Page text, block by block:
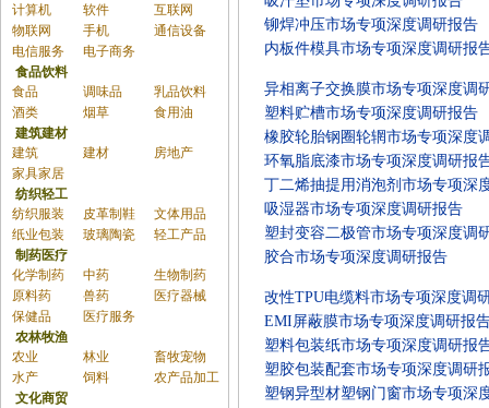
计算机
软件
互联网
物联网
手机
通信设备
电信服务
电子商务
食品饮料
食品
调味品
乳品饮料
酒类
烟草
食用油
建筑建材
建筑
建材
房地产
家具家居
纺织轻工
纺织服装
皮革制鞋
文体用品
纸业包装
玻璃陶瓷
轻工产品
制药医疗
化学制药
中药
生物制药
原料药
兽药
医疗器械
保健品
医疗服务
农林牧渔
农业
林业
畜牧宠物
水产
饲料
农产品加工
文化商贸
铆焊冲压市场专项深度调研报告
内板件模具市场专项深度调研报
异相离子交换膜市场专项深度调
塑料贮槽市场专项深度调研报告
橡胶轮胎钢圈轮辋市场专项深度
环氧脂底漆市场专项深度调研报
丁二烯抽提用消泡剂市场专项深
吸湿器市场专项深度调研报告
塑封变容二极管市场专项深度调
胶合市场专项深度调研报告
改性TPU电缆料市场专项深度调
EMI屏蔽膜市场专项深度调研报
塑料包装纸市场专项深度调研报
塑胶包装配套市场专项深度调研
塑钢异型材塑钢门窗市场专项深